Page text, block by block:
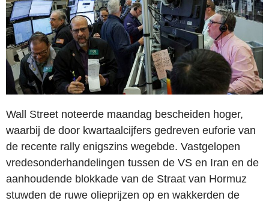
Wall Street noteerde maandag bescheiden hoger,
waarbij de door kwartaalcijfers gedreven euforie van
de recente rally enigszins wegebde. Vastgelopen
vredesonderhandelingen tussen de VS en Iran en de
aanhoudende blokkade van de Straat van Hormuz
stuwden de ruwe olieprijzen op en wakkerden de